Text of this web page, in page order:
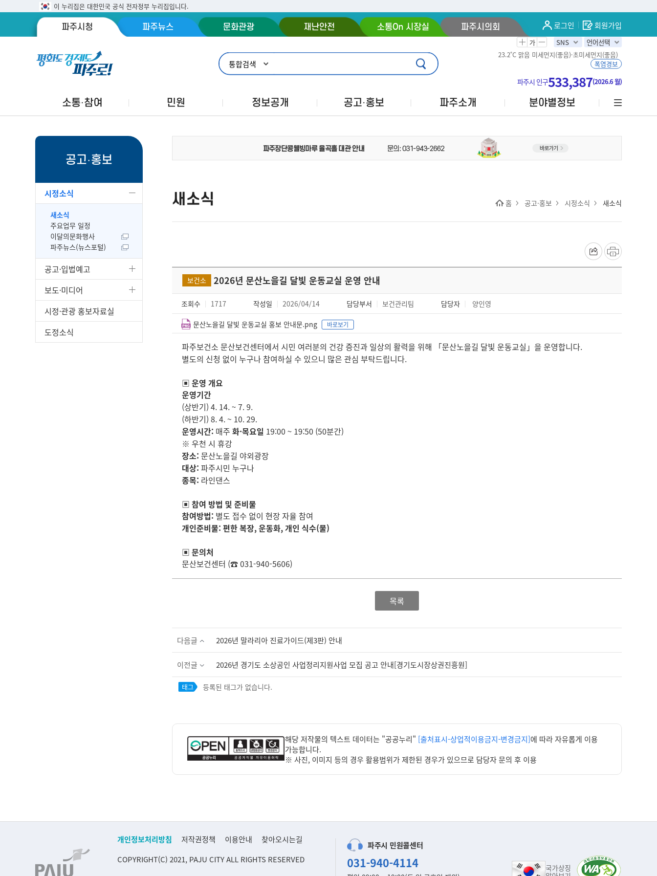
이 누리집은 대한민국 공식 전자정부 누리집입니다.
파주시청 파주뉴스 문화관광 재난안전 소통On 시장실 파주시의회 로그인 회원가입
가 SNS 언어선택
폭염경보
23.2˚C 맑음 미세먼지(좋음)·초미세먼지(좋음)
파주시 인구533,387(2026.6 월)
소통·참여 민원 정보공개 공고·홍보 파주소개 분야별정보
공고·홍보
시정소식
새소식
주요업무 일정
이달의문화행사
파주뉴스(뉴스포털)
공고·입법예고
보도·미디어
시정·관광 홍보자료실
도정소식
새소식 홈 공고·홍보 시정소식 새소식
보건소 2026년 문산노을길 달빛 운동교실 운영 안내
조회수 1717 작성일 2026/04/14 담당부서 보건관리팀 담당자 양인영
문산노을길 달빛 운동교실 홍보 안내문.png 바로보기
파주보건소 문산보건센터에서 시민 여러분의 건강 증진과 일상의 활력을 위해 「문산노을길 달빛 운동교실」을 운영합니다.
별도의 신청 없이 누구나 참여하실 수 있으니 많은 관심 부탁드립니다.
▣ 운영 개요
운영기간
(상반기) 4. 14. ~ 7. 9.
(하반기) 8. 4. ~ 10. 29.
운영시간: 매주 화·목요일 19:00 ~ 19:50 (50분간)
※ 우천 시 휴강
장소: 문산노을길 야외광장
대상: 파주시민 누구나
종목: 라인댄스
▣ 참여 방법 및 준비물
참여방법: 별도 접수 없이 현장 자율 참여
개인준비물: 편한 복장, 운동화, 개인 식수(물)
▣ 문의처
문산보건센터 (☎ 031-940-5606)
목록
다음글 2026년 말라리아 진료가이드(제3판) 안내
이전글 2026년 경기도 소상공인 사업정리지원사업 모집 공고 안내[경기도시장상권진흥원]
태그 등록된 태그가 없습니다.
해당 저작물의 텍스트 데이터는 "공공누리" [출처표시-상업적이용금지-변경금지]에 따라 자유롭게 이용
가능합니다.
※ 사진, 이미지 등의 경우 활용범위가 제한된 경우가 있으므로 담당자 문의 후 이용
국가상징
개인정보처리방침 저작권정책 이용안내
찾아오시는길
COPYRIGHT(C) 2021, PAJU CITY ALL RIGHTS RESERVED
파주시 민원콜센터
031-940-4114